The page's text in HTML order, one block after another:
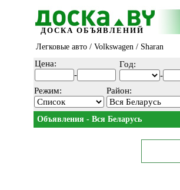
ДОСКА ОБЪЯВЛЕНИЙ
Легковые авто / Volkswagen / Sharan
Цена:
-
Год:
-
Режим: Район:
Объявления - Вся Беларусь